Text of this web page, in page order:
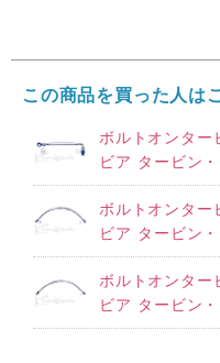
この商品を買った人は
ボルトオンタ
ビア タービン
ボルトオンタ
ビア タービン
ボルトオンタ
ビア タービン